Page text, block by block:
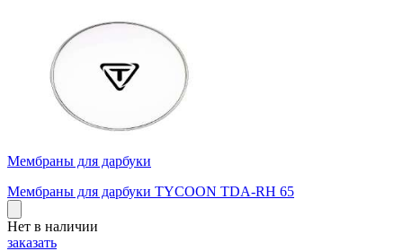
Мембраны для дарбуки
Мембраны для дарбуки TYCOON TDA-RH 65
Нет в наличии
заказать